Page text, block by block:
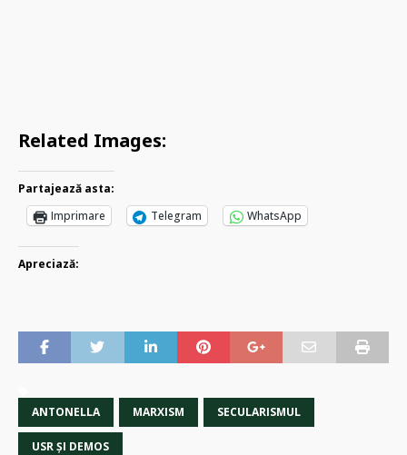
Related Images:
Partajează asta:
Imprimare
Telegram WhatsApp
Apreciază:
ANTONELLA MARXISM SECULARISMUL
USR ȘI DEMOS